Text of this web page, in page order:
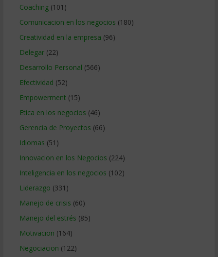
Coaching(101)
Comunicacion en los negocios (180)
Creatividad en la empresa (96)
Delegar(22)
Desarrollo Personal (566)
Efectividad (52)
Empowerment (15)
Etica en los negocios (46)
Gerencia de Proyectos (66)
Idiomas (51)
Innovacion en los Negocios (224)
Inteligencia en los negocios (102)
Liderazgo (331)
Manejo de crisis (60)
Manejo del estrés (85)
Motivacion (164)
Negociacion (122)